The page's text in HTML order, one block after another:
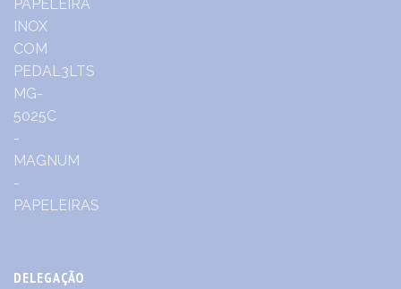
DELEGAÇÃO